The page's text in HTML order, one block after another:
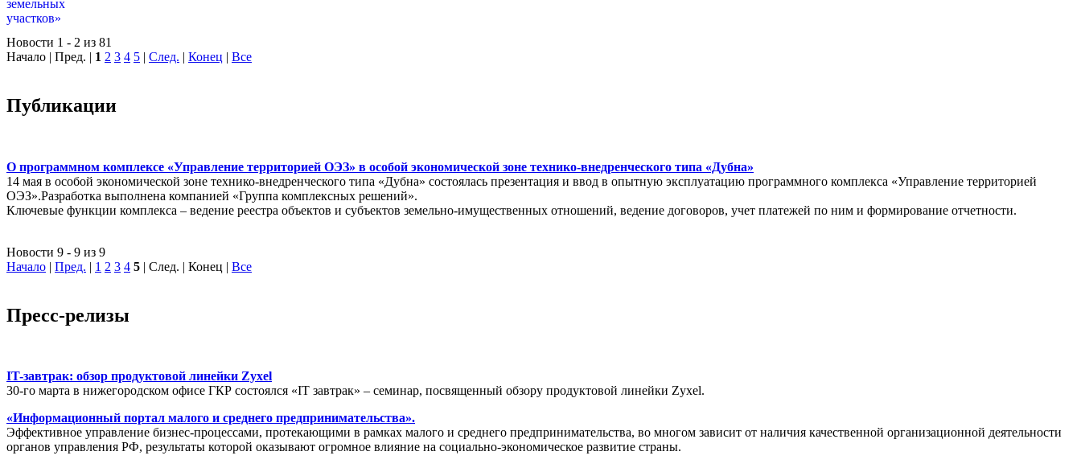
Новости 1 - 2 из 81
Начало | Пред. | 1 2 3 4 5 | След. | Конец | Все
Публикации
О программном комплексе «Управление территорией ОЭЗ» в особой экономической зоне технико-внедренческого типа «Дубна»
14 мая в особой экономической зоне технико-внедренческого типа «Дубна» состоялась презентация и ввод в опытную эксплуатацию программного комплекса «Управление территорией
ОЭЗ».Разработка выполнена компанией «Группа комплексных решений».
Ключевые функции комплекса – ведение реестра объектов и субъектов земельно-имущественных отношений, ведение договоров, учет платежей по ним и формирование отчетности.
Новости 9 - 9 из 9
Начало | Пред. | 1 2 3 4 5 | След. | Конец | Все
Пресс-релизы
IT-завтрак: обзор продуктовой линейки Zyxel
30-го марта в нижегородском офисе ГКР состоялся «IT завтрак» – семинар, посвященный обзору продуктовой линейки Zyxel.
«Информационный портал малого и среднего предпринимательства».
Эффективное управление бизнес-процессами, протекающими в рамках малого и среднего предпринимательства, во многом зависит от наличия качественной организационной деятельности
органов управления РФ, результаты которой оказывают огромное влияние на социально-экономическое развитие страны.